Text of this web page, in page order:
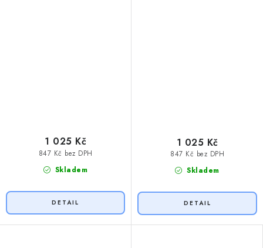
Skladem
847 Kč bez DPH
1 025 Kč
Skladem
847 Kč bez DPH
1 025 Kč